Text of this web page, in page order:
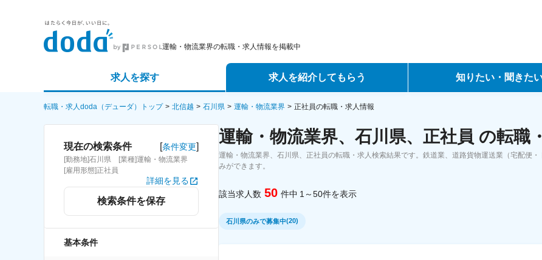
運輸・物流業界の転職・求人情報を掲載中
求人を探す
詳細条件から探す
求人特集から探す
求人を紹介してもらう
エージェントサービス
スカウトサービス
パートナーエージェントサービス
知りたい・聞きた
データで見る転職
転職・求人doda（デューダ）トップ 北信越 石川県 運輸・物流業界 正社員の転職・求人情報
現在の検索条件 [条件変更]
[勤務地]石川県 [業種]運輸・物流業界
[雇用形態]正社員
詳細を見る
検索条件を保存
基本条件
運輸・物流業界、石川県、正社員 の転職
運輸・物流業界、石川県、正社員の転職・求人検索結果です。鉄道業、道路貨物運送業（宅配便
みができます。
該当求人数 50 件中 1～50件を表示
石川県のみで募集中(20)